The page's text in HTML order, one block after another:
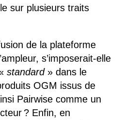
sur plusieurs traits
de la plateforme
s’imposerait-elle
standard» dans le
OGM issus de
Pairwise comme un
? Enfin, en